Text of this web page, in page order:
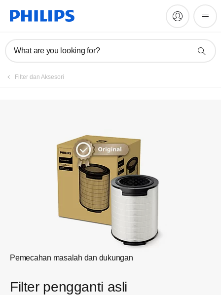
What are you looking for?
Filter dan Aksesori
Pemecahan masalah dan dukungan
Filter pengganti asli
Daftarkan produk